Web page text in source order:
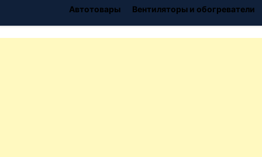
Автотовары Вентиляторы и обогреватели